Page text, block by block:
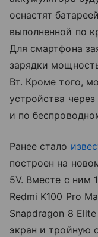
оснастят
выполненной по
Для смартфона
зарядки
Вт. Кроме того,
устройства
и по
Ранее стало
построен на
5V. Вместе с ним
Redmi K100 Pro
Snapdragon 8
экран и тройную